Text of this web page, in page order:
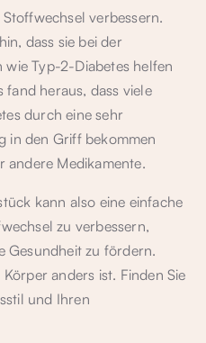
verbessern.
dass sie bei der
Typ-2-Diabetes helfen
fand heraus, dass viele
durch eine sehr
in den Griff bekommen
andere Medikamente.
kann also eine einfache
zu verbessern,
Gesundheit zu fördern.
anders ist. Finden Sie
und Ihren